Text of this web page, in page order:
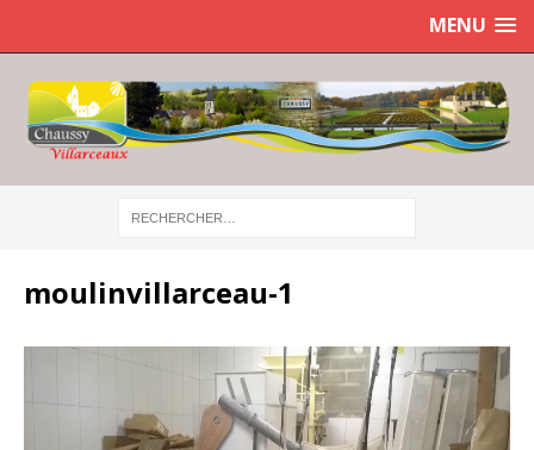
MENU
moulinvillarceau-1